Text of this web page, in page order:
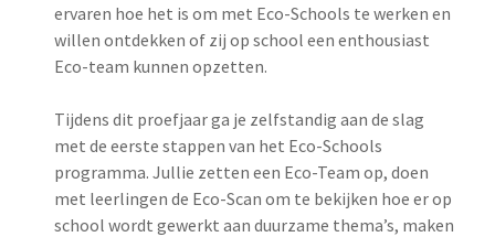
ervaren hoe het is om met Eco-Schools te werken en
willen ontdekken of zij op school een enthousiast
Eco-team kunnen opzetten.
Tijdens dit proefjaar ga je zelfstandig aan de slag
met de eerste stappen van het Eco-Schools
programma. Jullie zetten een Eco-Team op, doen
met leerlingen de Eco-Scan om te bekijken hoe er op
school wordt gewerkt aan duurzame thema’s, maken